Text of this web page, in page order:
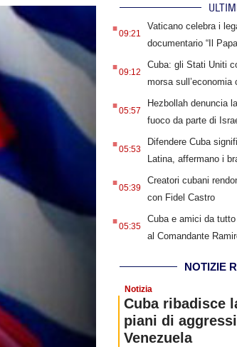
.09:21
Vaticano celebra i
documentario “Il
.09:12
Cuba: gli Stati Uniti
morsa sull’economia
.05:57
Hezbollah denuncia
fuoco da parte di
.05:53
Difendere Cuba
Latina, affermano i
.05:39
Creatori cubani
con Fidel Castro
.05:35
Cuba e amici da
al Comandante
NOTIZIE
Notizia
Cuba ribadisce
piani di
Venezuela